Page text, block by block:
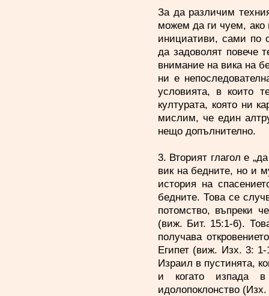
За да различим
можем да ги чуем, ако
инициативи, сами по
да задоволят повече
внимание на вика на
ни е
условията, в които
културата, която ни
мислим, че един
нещо допълнително.
3. Вторият глагол е
вик на бедните, но и
история на
бедните. Това се
потомство, въпреки
(виж. Бит. 15:1-6).
получава
Египет (виж. Изх. 3: 1-
Израил в пустинята,
и когато изпада
идолопоклонство